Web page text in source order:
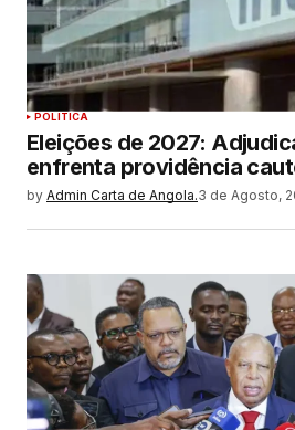
POLITICA
Eleições de 2027:
enfrenta providência
by Admin Carta de Angola.3 de Agosto,